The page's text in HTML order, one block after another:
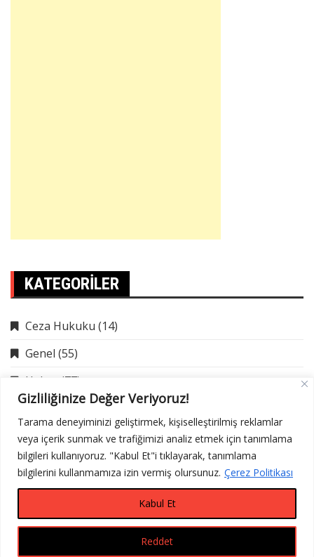
Gizliliğinize Değer Veriyoruz!
Tarama deneyiminizi geliştirmek, kişiselleştirilmiş reklamlar
veya içerik sunmak ve trafiğimizi analiz etmek için tanımlama
bilgileri kullanıyoruz. "Kabul Et"i tıklayarak, tanımlama
bilgilerini kullanmamıza izin vermiş olursunuz. Çerez Politikası
Reddet
Kabul Et
KATEGORILER
Ceza Hukuku (14)
Genel (55)
Haber
(77)
İcra Hukuku (9)